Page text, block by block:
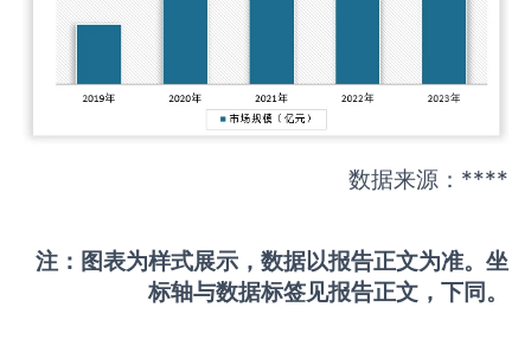
数据来源：****
注：图表为样式展示，数据以报告正文为准。坐
标轴与数据标签见报告正文，下同。